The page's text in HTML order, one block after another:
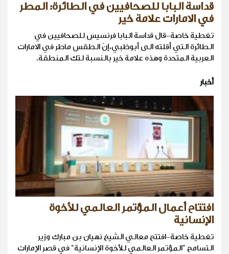
قداسة البابا للصحافيين في الطائرة: المطر
في الامارات علامة خير
تغطية خاصة-قال قداسة البابا فرنسيس للصحافيين في
الطائرة التي أقلته الى أبوظبي،إنّ الطقس ماطر في الامارات
العربية المتحدة وهذه علامة خير بالنسبة لتك المنطقة.
أخبار
افتتاح أعمال المؤتمر العالمي للأخوة
الإنسانية
تغطية خاصة-افتتح معالي الشيخ نهيان بن مبارك وزير
التسامح "المؤتمر العالمي للأخوة الإنسانية" في قصر الإمارات